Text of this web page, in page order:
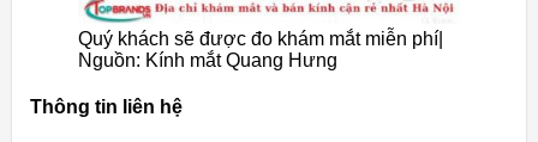
Quý khách sẽ được đo khám mắt miễn phí|
Nguồn: Kính mắt Quang Hưng
Thông tin liên hệ